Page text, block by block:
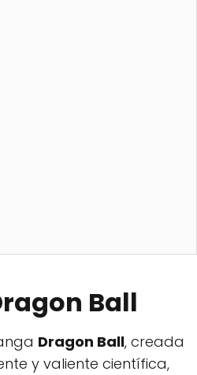
Ball
Dragon Ball, creada
y valiente científica,